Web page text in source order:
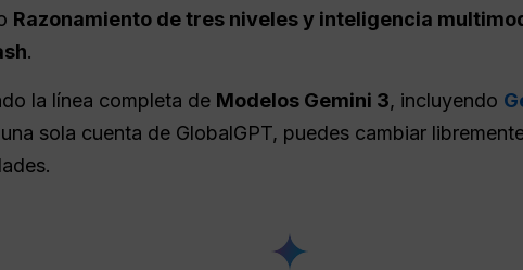
Razonamiento de tres niveles y inteligencia
.
la línea completa de Modelos Gemini 3, incluyendo
sola cuenta de GlobalGPT, puedes cambiar